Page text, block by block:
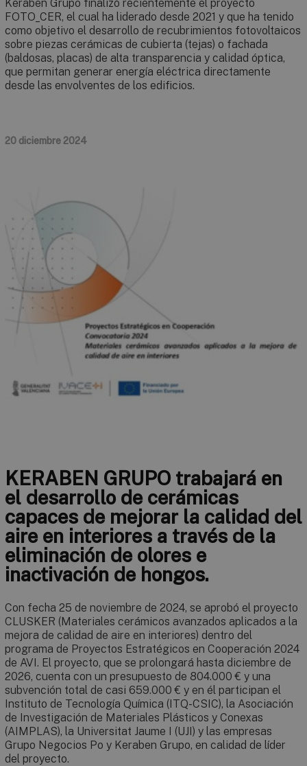
Keraben Grupo finalizó recientemente el proyecto
FOTO_CER, el cual ha liderado desde 2021 y que ha tenido
como objetivo el desarrollo de recubrimientos fotovoltaicos
sobre piezas cerámicas de cubierta (tejas) o fachada
(baldosas, placas) de alta transparencia y calidad óptica,
que permitan generar energía eléctrica directamente
desde las envolventes de los edificios.
20 diciembre 2024
KERABEN GRUPO trabajará en
el desarrollo de cerámicas
capaces de mejorar la calidad del
aire en interiores a través de la
eliminación de olores e
inactivación de hongos.
Con fecha 25 de noviembre de 2024, se aprobó el proyecto
CLUSKER (Materiales cerámicos avanzados aplicados a la
mejora de calidad de aire en interiores) dentro del
programa de Proyectos Estratégicos en Cooperación 2024
de AVI. El proyecto, que se prolongará hasta diciembre de
2026, cuenta con un presupuesto de 804.000 € y una
subvención total de casi 659.000 € y en él participan el
Instituto de Tecnología Química (ITQ-CSIC), la Asociación
de Investigación de Materiales Plásticos y Conexas
(AIMPLAS), la Universitat Jaume I (UJI) y las empresas
Grupo Negocios Po y Keraben Grupo, en calidad de líder
del proyecto.